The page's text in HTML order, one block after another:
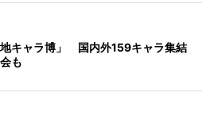
キャラ博」 国内外159キャラ集結
も